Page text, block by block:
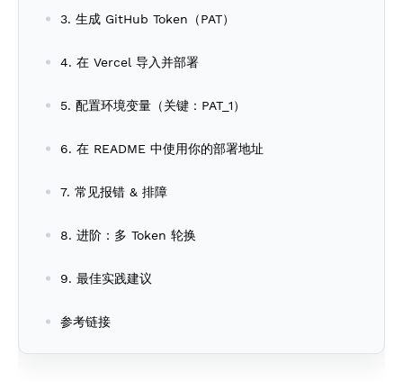
3. 生成 GitHub Token（PAT）
4. 在 Vercel 导入并部署
5. 配置环境变量（关键：PAT_1）
6. 在 README 中使用你的部署地址
7. 常见报错 & 排障
8. 进阶：多 Token 轮换
9. 最佳实践建议
参考链接